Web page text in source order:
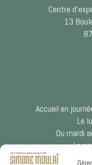
Centre
13
Accueil en
Le
Du mardi
Le